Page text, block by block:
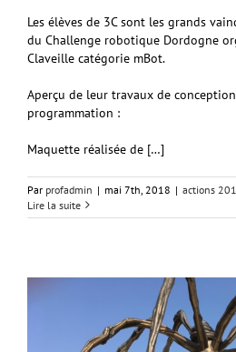
Les élèves de 3C sont les grands
du Challenge robotique Dordogne
Claveille catégorie mBot.
Aperçu de leur travaux de
programmation :
Maquette réalisée de […]
Par profadmin | mai 7th, 2018 | actions
Lire la suite